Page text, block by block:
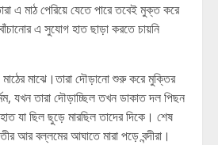
এ মাঠ পেরিয়ে যেতে পারে তবেই মুক্ত করে
এ সুযোগ হাত ছাড়া করতে চায়নি
মাঝে।তারা দৌড়ানো শুরু করে মুক্তির
যখন তারা দৌড়াচ্ছিল তখন ডাকাত দল পিছন
যা ছিল ছুড়ে মারছিল তাদের দিকে। শেষ
আর বল্লমের আঘাতে মারা পড়ে বন্দীরা।